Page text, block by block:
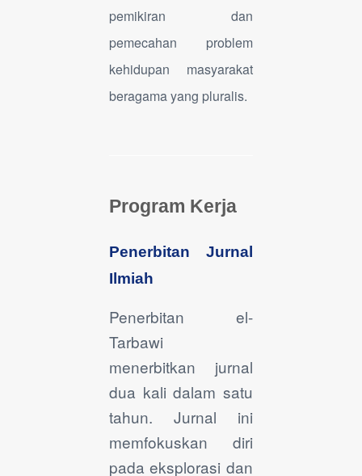
pemikiran dan
pemecahan problem
kehidupan masyarakat
beragama yang pluralis.
Program Kerja
Penerbitan Jurnal
Ilmiah
Penerbitan el-
Tarbawi
menerbitkan jurnal
dua kali dalam satu
tahun. Jurnal ini
memfokuskan diri
pada eksplorasi dan